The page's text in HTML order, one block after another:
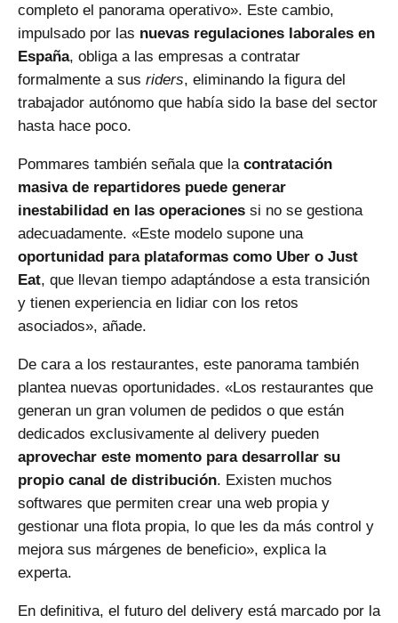
completo el panorama operativo». Este cambio,
impulsado por las nuevas regulaciones laborales en
España, obliga a las empresas a contratar
formalmente a sus riders, eliminando la figura del
trabajador autónomo que había sido la base del sector
hasta hace poco.
Pommares también señala que la contratación
masiva de repartidores puede generar
inestabilidad en las operaciones si no se gestiona
adecuadamente. «Este modelo supone una
oportunidad para plataformas como Uber o Just
Eat, que llevan tiempo adaptándose a esta transición
y tienen experiencia en lidiar con los retos
asociados», añade.
De cara a los restaurantes, este panorama también
plantea nuevas oportunidades. «Los restaurantes que
generan un gran volumen de pedidos o que están
dedicados exclusivamente al delivery pueden
aprovechar este momento para desarrollar su
propio canal de distribución. Existen muchos
softwares que permiten crear una web propia y
gestionar una flota propia, lo que les da más control y
mejora sus márgenes de beneficio», explica la
experta.
En definitiva, el futuro del delivery está marcado por la